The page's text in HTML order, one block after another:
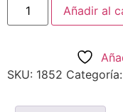
Añadir al
SKU: 1852 Categoría: